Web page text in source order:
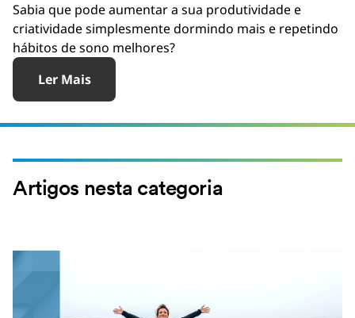
Sabia que pode aumentar a sua produtividade e
criatividade simplesmente dormindo mais e repetindo
hábitos de sono melhores?
Ler Mais
Artigos nesta categoria